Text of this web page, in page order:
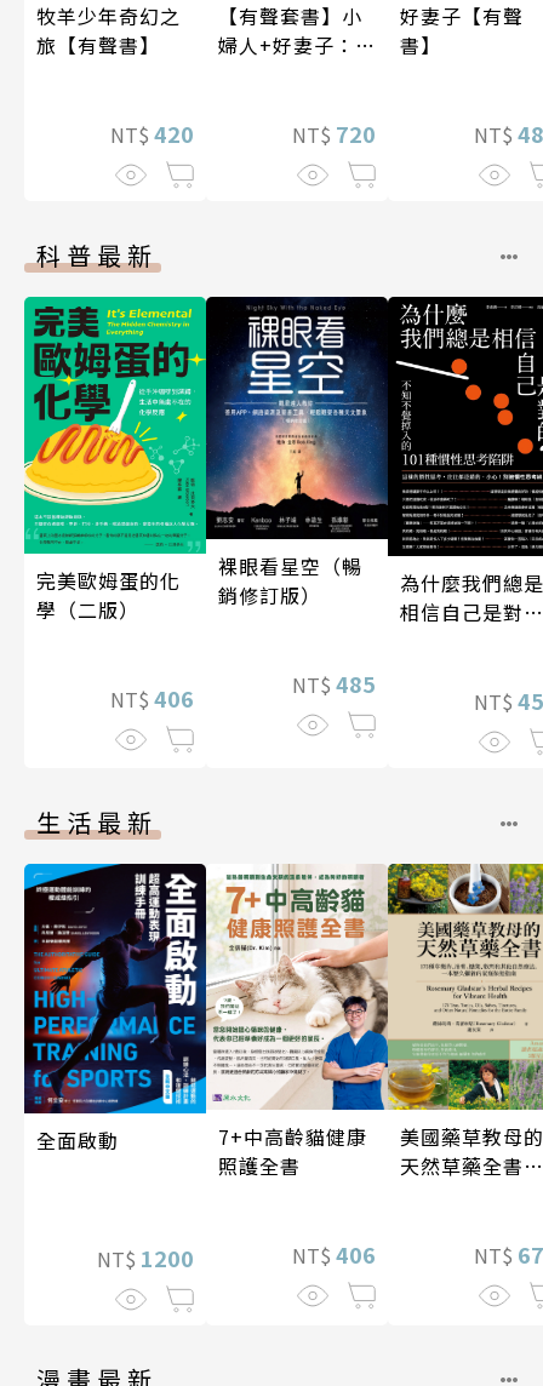
牧羊少年奇幻之
旅【有聲書】
NT$ 420
【有聲套書】小
婦人+好妻子：路
NT$ 720
好妻子【有聲
書】
NT$
科普最新
完美歐姆蛋的化
學（二版）
NT$ 406
裸眼看星空（暢
銷修訂版）
NT$ 485
為什麼我們總是
相信自己是對
NT$
生活最新
全面啟動
NT$ 1200
7+中高齡貓健康
照護全書
NT$ 406
美國藥草教母的
天然草藥全書
NT$
漫畫最新